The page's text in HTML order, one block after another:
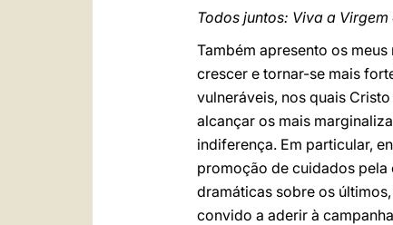
Todos juntos: Viva a
Também apresento os
crescer e tornar-se mais
vulneráveis, nos quais
alcançar os mais
indiferença. Em particular,
promoção de cuidados pela
dramáticas sobre os
convido a aderir à